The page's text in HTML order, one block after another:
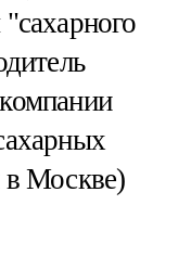
в Москве)